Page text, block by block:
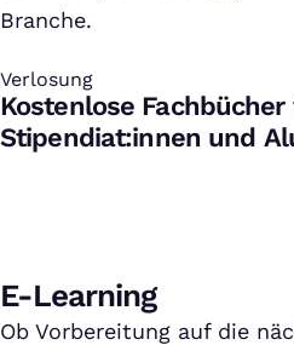
Branche.
Verlosung
:
Kostenlose
Stipendiat:innen und
E-Learning
Ob Vorbereitung auf die